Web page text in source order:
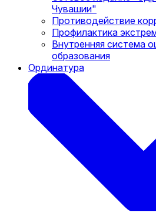
Чувашии"
Противодействие
Профилактика
Внутренняя система
образования
Ординатура